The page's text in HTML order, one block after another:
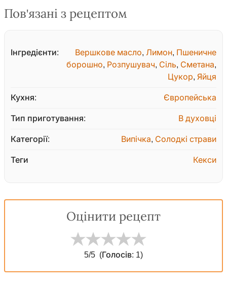
Пов'язані з рецептом
Інгредієнти: Вершкове масло, Лимон, Пшеничне
борошно, Розпушувач, Сіль, Сметана,
Цукор, Яйця
Кухня: Європейська
Тип приготування: В духовці
Категорії: Випічка, Солодкі страви
Теги Кекси
Оцінити рецепт
5/5 (Голосів: 1)